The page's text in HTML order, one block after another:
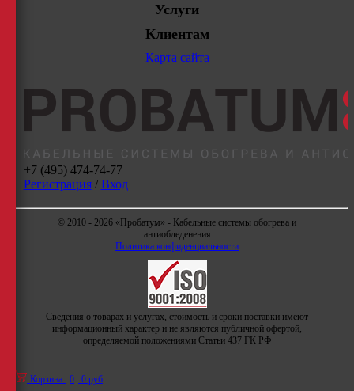
Услуги
Клиентам
Карта сайта
+7 (495) 474-74-77
Регистрация/ Вход
© 2010 - 2026 «Пробатум» - Кабельные системы обогрева и
антиобледенения
Политика конфиденциальности
Сведения о товарах и услугах, стоимость и сроки поставки имеют
информационный характер и не являются публичной офертой,
определяемой положениями Статьи 437 ГК РФ
Корзина 0 0 руб